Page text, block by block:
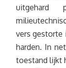
uitgehard
vers gestorte
harden. In
toestand lijkt